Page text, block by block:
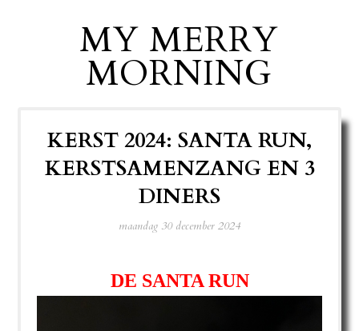
MY MERRY
MORNING
KERST 2024: SANTA RUN,
KERSTSAMENZANG EN 3
DINERS
maandag 30 december 2024
DE SANTA RUN